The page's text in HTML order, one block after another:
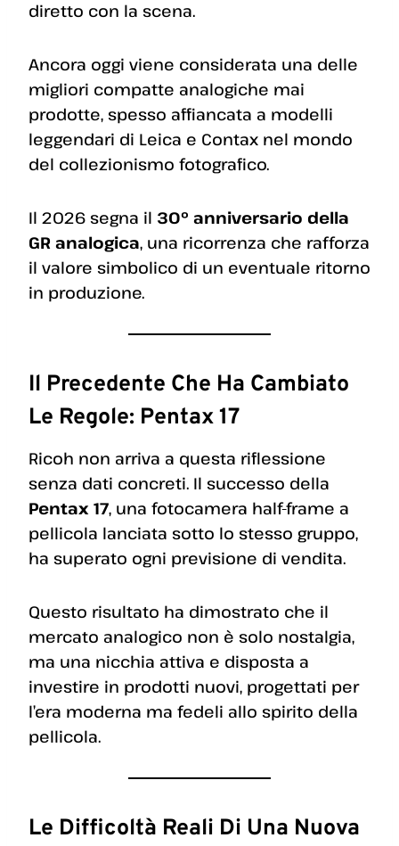
diretto con la scena.
Ancora oggi viene considerata una delle
migliori compatte analogiche mai
prodotte, spesso affiancata a modelli
leggendari di Leica e Contax nel mondo
del collezionismo fotografico.
Il 2026 segna il 30° anniversario della
GR analogica, una ricorrenza che rafforza
il valore simbolico di un eventuale ritorno
in produzione.
Il Precedente Che Ha Cambiato
Le Regole: Pentax 17
Ricoh non arriva a questa riflessione
senza dati concreti. Il successo della
Pentax 17, una fotocamera half-frame a
pellicola lanciata sotto lo stesso gruppo,
ha superato ogni previsione di vendita.
Questo risultato ha dimostrato che il
mercato analogico non è solo nostalgia,
ma una nicchia attiva e disposta a
investire in prodotti nuovi, progettati per
l’era moderna ma fedeli allo spirito della
pellicola.
Le Difficoltà Reali Di Una Nuova